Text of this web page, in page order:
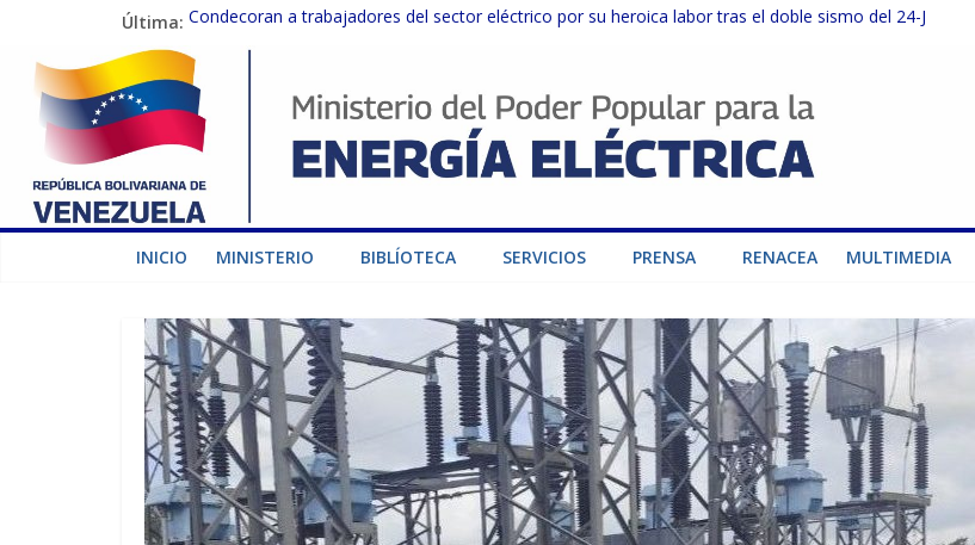
Última: Condecoran a trabajadores del sector eléctrico por su heroica labor tras el doble sismo del 24-J
Gobierno Nacional coordina acciones con el sector privado para fortalecer el SEN ante el «Súper Niño»
Inspeccionan trabajos de rehabilitación en instalaciones del SEN en Carabobo
Gobierno Nacional activa plan preventivo para fortalecer el SEN ante el fenómeno de El Niño
Termocarabobo recupera el 50% de su capacidad de generación para fortalecer el SEN
INICIO MINISTERIO BIBLÍOTECA SERVICIOS PRENSA RENACEA MULTIMEDIA